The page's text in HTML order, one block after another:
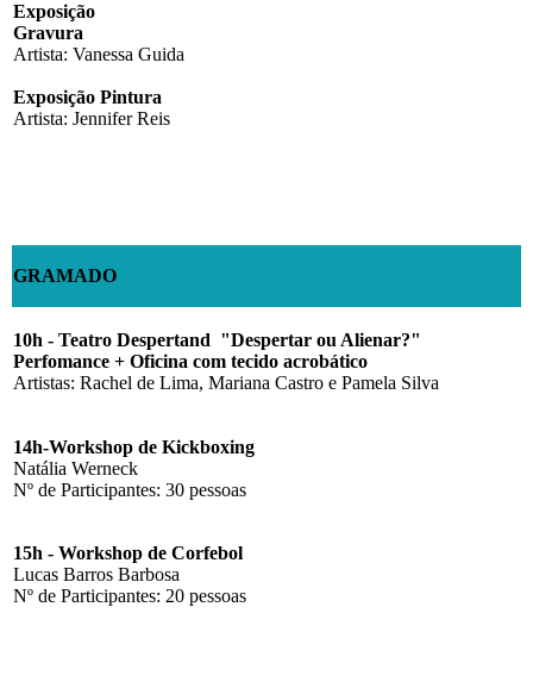
Exposição
Gravura
Artista: Vanessa Guida
Exposição Pintura
Artista: Jennifer Reis
GRAMADO
10h - Teatro Despertand "Despertar ou Alienar?"
Perfomance + Oficina com tecido acrobático
Artistas: Rachel de Lima, Mariana Castro e Pamela Silva
14h-Workshop de Kickboxing
Natália Werneck
Nº de Participantes: 30 pessoas
15h - Workshop de Corfebol
Lucas Barros Barbosa
Nº de Participantes: 20 pessoas